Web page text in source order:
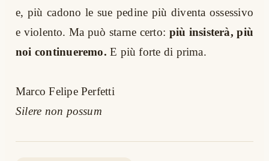
e, più cadono le sue pedine più diventa ossessivo
e violento. Ma può starne certo: più insisterà, più
noi continueremo. E più forte di prima.
Marco Felipe Perfetti
Silere non possum